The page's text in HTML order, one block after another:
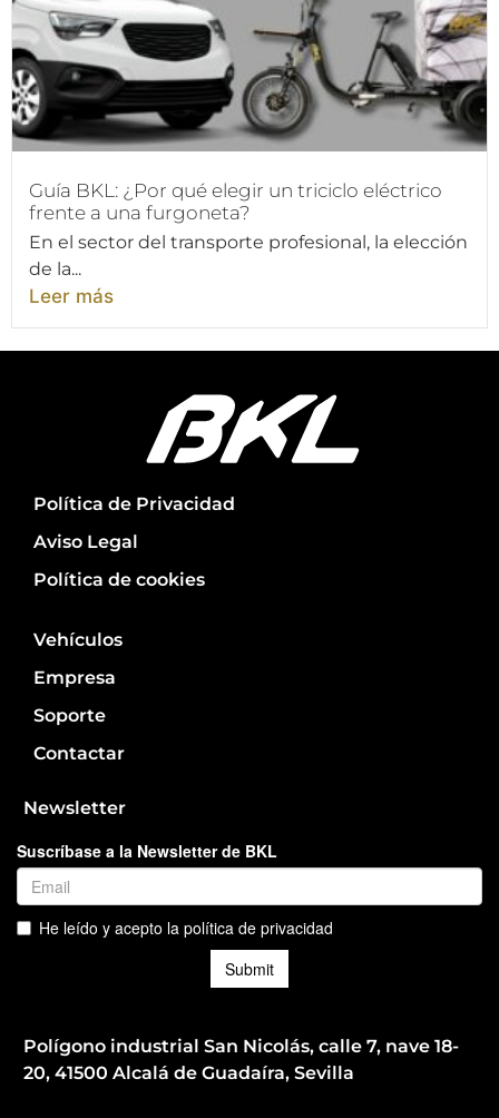
Guía BKL: ¿Por qué elegir un triciclo eléctrico
frente a una furgoneta?
En el sector del transporte profesional, la elección
de la...
Leer más
Política de Privacidad
Aviso Legal
Política de cookies
Vehículos
Empresa
Soporte
Contactar
Newsletter
Polígono industrial San Nicolás, calle 7, nave 18-
20, 41500 Alcalá de Guadaíra, Sevilla